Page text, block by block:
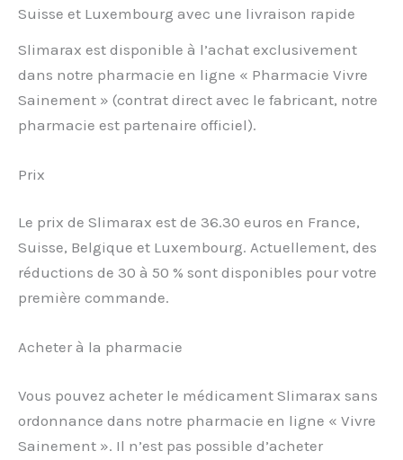
Suisse et Luxembourg avec une livraison rapide
Slimarax est disponible à l’achat exclusivement
dans notre pharmacie en ligne « Pharmacie Vivre
Sainement » (contrat direct avec le fabricant, notre
pharmacie est partenaire officiel).
Prix
Le prix de Slimarax est de 36.30 euros en France,
Suisse, Belgique et Luxembourg. Actuellement, des
réductions de 30 à 50 % sont disponibles pour votre
première commande.
Acheter à la pharmacie
Vous pouvez acheter le médicament Slimarax sans
ordonnance dans notre pharmacie en ligne « Vivre
Sainement ». Il n’est pas possible d’acheter